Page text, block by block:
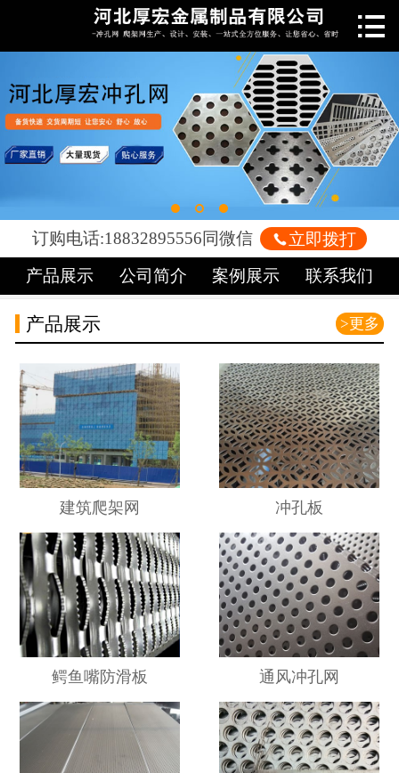
 网站首页
关于我们
新闻中心
产品中心
车间展示
案例展示
荣誉资质

订购电话:18832895556同微信 立即拨打
产品展示
公司简介 案例展示 联系我们
>更多
产品展示
建筑爬架网 冲孔板
鳄鱼嘴防滑板 通风冲孔网